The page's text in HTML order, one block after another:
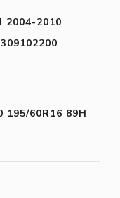
2004-2010
195/60R16 89H